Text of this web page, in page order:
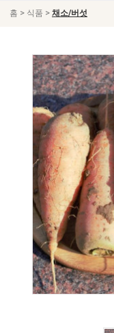
홈 > 식품 > 채소/버섯